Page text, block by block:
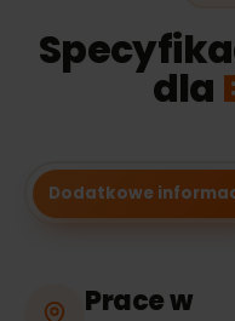
dla
Dodatkowe
Prace w